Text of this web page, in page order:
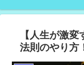
【人生が激
法則のやり方